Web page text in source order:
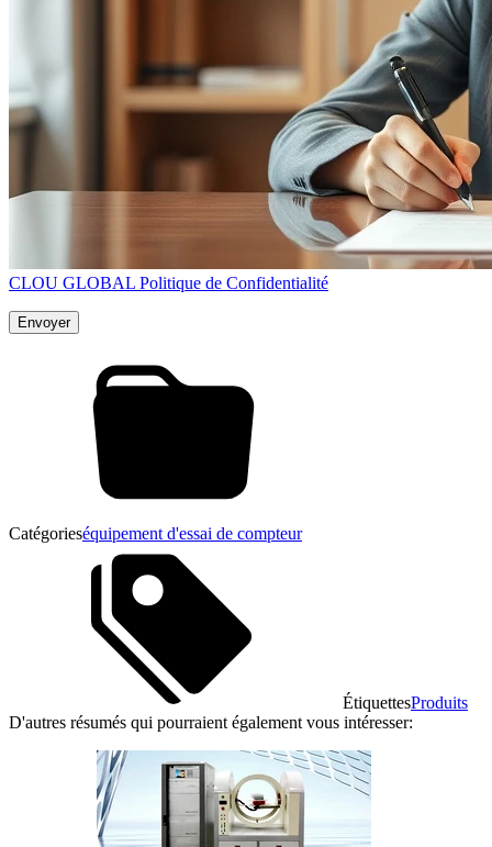
CLOU GLOBAL Politique de Confidentialité
Catégorieséquipement d'essai de compteur
ÉtiquettesProduits
D'autres résumés qui pourraient également vous intéresser: